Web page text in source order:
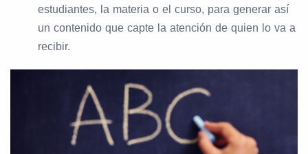
estudiantes, la materia o el curso, para generar así
un contenido que capte la atención de quien lo va a
recibir.